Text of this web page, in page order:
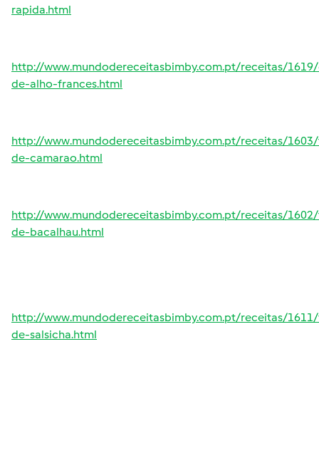
rapida.html
http://www.mundodereceitasbimby.com.pt/receitas/
de-alho-frances.html
http://www.mundodereceitasbimby.com.pt/receitas/
de-camarao.html
http://www.mundodereceitasbimby.com.pt/receitas/
de-bacalhau.html
http://www.mundodereceitasbimby.com.pt/receitas/
de-salsicha.html